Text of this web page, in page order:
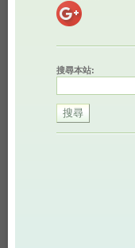
搜尋本站: